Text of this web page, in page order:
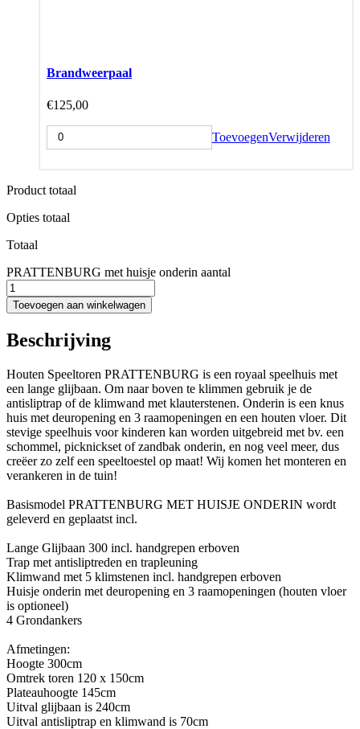
Brandweerpaal
€125,00
ToevoegenVerwijderen
Product totaal
Opties totaal
Totaal
PRATTENBURG met huisje onderin aantal
Toevoegen aan winkelwagen
Beschrijving
Houten Speeltoren PRATTENBURG is een royaal speelhuis met
een lange glijbaan. Om naar boven te klimmen gebruik je de
antisliptrap of de klimwand met klauterstenen. Onderin is een knus
huis met deuropening en 3 raamopeningen en een houten vloer. Dit
stevige speelhuis voor kinderen kan worden uitgebreid met bv. een
schommel, picknickset of zandbak onderin, en nog veel meer, dus
creëer zo zelf een speeltoestel op maat! Wij komen het monteren en
verankeren in de tuin!
Basismodel PRATTENBURG MET HUISJE ONDERIN wordt
geleverd en geplaatst incl.
Lange Glijbaan 300 incl. handgrepen erboven
Trap met antisliptreden en trapleuning
Klimwand met 5 klimstenen incl. handgrepen erboven
Huisje onderin met deuropening en 3 raamopeningen (houten vloer
is optioneel)
4 Grondankers
Afmetingen:
Hoogte 300cm
Omtrek toren 120 x 150cm
Plateauhoogte 145cm
Uitval glijbaan is 240cm
Uitval antisliptrap en klimwand is 70cm